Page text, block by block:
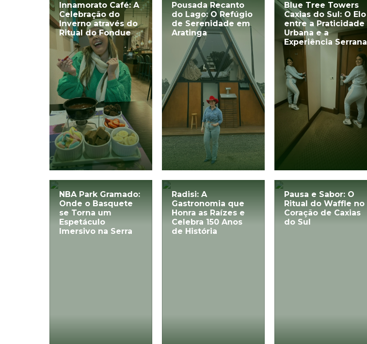
Innamorato Café: A
Celebração do
Inverno através do
Ritual do Fondue
Pousada Recanto
do Lago: O Refúgio
de Serenidade em
Aratinga
Blue Tree Towers
Caxias do Sul: O Elo
entre a Praticidade
Urbana e a
Experiência Serrana
NBA Park Gramado:
Onde o Basquete
se Torna um
Espetáculo
Imersivo na Serra
Radisi: A
Gastronomia que
Honra as Raízes e
Celebra 150 Anos
de História
Pausa e Sabor: O
Ritual do Waffle no
Coração de Caxias
do Sul